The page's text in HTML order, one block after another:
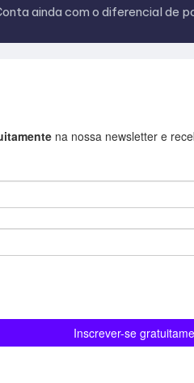
ainda com o diferencial de